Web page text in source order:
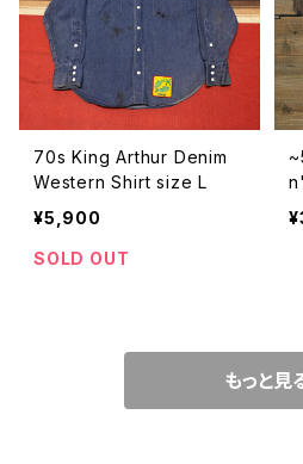
70s King Arthur Denim
Western Shirt size L
¥5,900
SOLD OUT
もっと見